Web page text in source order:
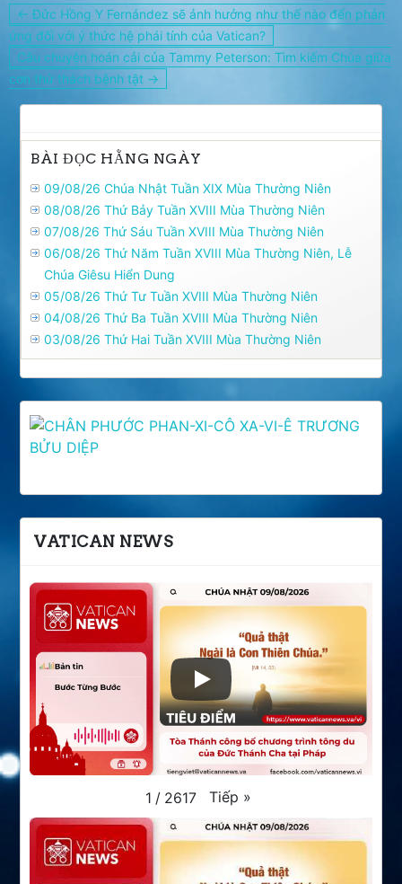
Điều
hướng
bài
viết
← Đức Hồng Y Fernández sẽ ảnh hưởng như thế nào đến phản
ứng đối với ý thức hệ phái tính của Vatican?
Câu chuyện hoán cải của Tammy Peterson: Tìm kiếm Chúa giữa
cơn thử thách bệnh tật →
BÀI ĐỌC HẰNG NGÀY
09/08/26 Chúa Nhật Tuần XIX Mùa Thường Niên
08/08/26 Thứ Bảy Tuần XVIII Mùa Thường Niên
07/08/26 Thứ Sáu Tuần XVIII Mùa Thường Niên
06/08/26 Thứ Năm Tuần XVIII Mùa Thường Niên, Lễ
Chúa Giêsu Hiển Dung
05/08/26 Thứ Tư Tuần XVIII Mùa Thường Niên
04/08/26 Thứ Ba Tuần XVIII Mùa Thường Niên
03/08/26 Thứ Hai Tuần XVIII Mùa Thường Niên
VATICAN NEWS
1 / 2617 Tiếp »